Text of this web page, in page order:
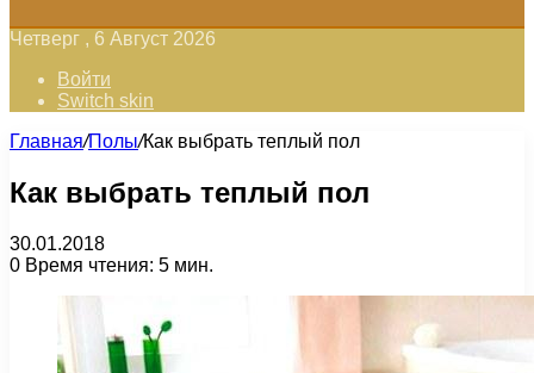
Четверг , 6 Август 2026
Войти
Switch skin
Главная/Полы/Как выбрать теплый пол
Как выбрать теплый пол
30.01.2018
0 Время чтения: 5 мин.